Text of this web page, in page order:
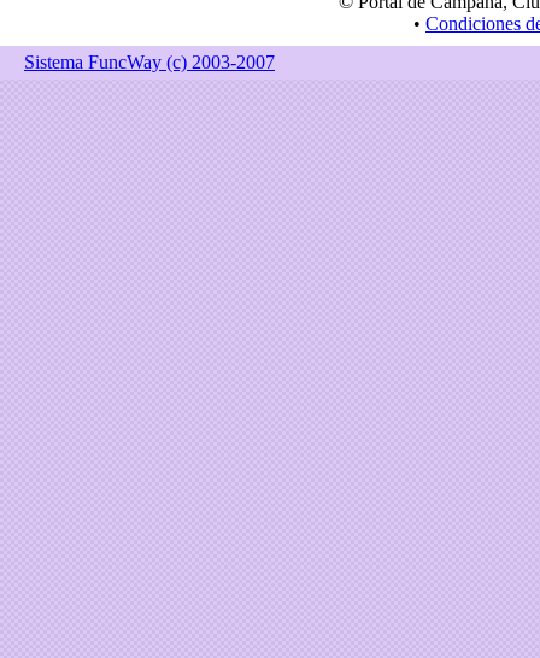
• Condiciones
Sistema FuncWay (c) 2003-2007